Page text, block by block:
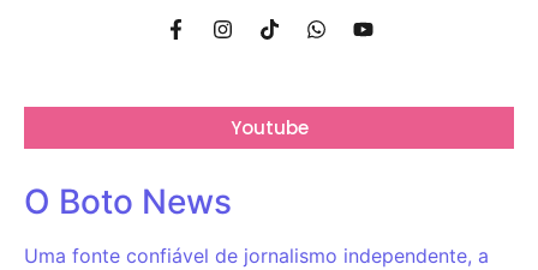
Youtube
O Boto News
Uma fonte confiável de jornalismo independente, a